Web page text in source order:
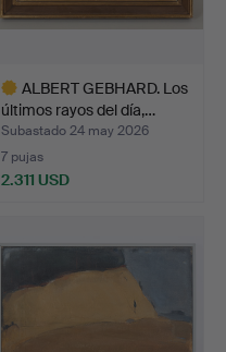
ALBERT GEBHARD. Los
últimos rayos del día,…
Subastado 24 may 2026
7 pujas
2.311 USD